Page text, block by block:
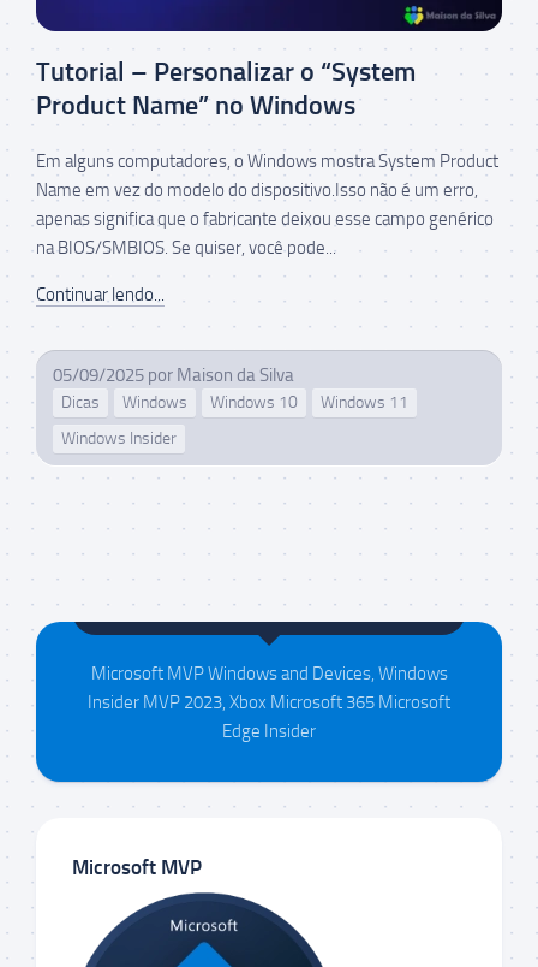
Tutorial – Personalizar o “System
Product Name” no Windows
Em alguns computadores, o Windows mostra System Product
Name em vez do modelo do dispositivo.Isso não é um erro,
apenas significa que o fabricante deixou esse campo genérico
na BIOS/SMBIOS. Se quiser, você pode...
Continuar lendo...
05/09/2025 por Maison da Silva
Dicas Windows Windows 10
Windows 11
Windows Insider
Maison da Silva
Microsoft MVP Windows and Devices, Windows
Insider MVP 2023, Xbox Microsoft 365 Microsoft
Edge Insider
Microsoft MVP